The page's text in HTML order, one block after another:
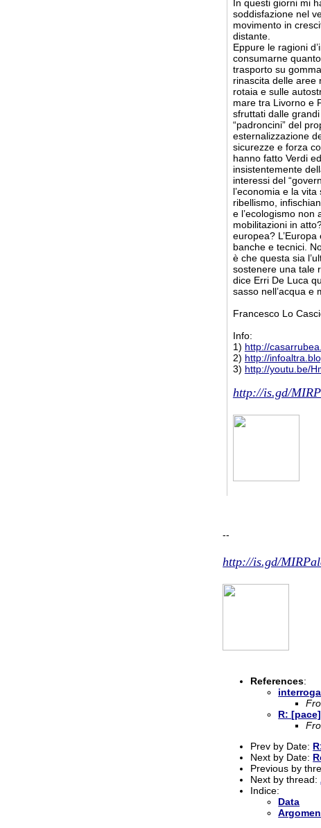
In questi giorni mi
soddisfazione nel
movimento in
distante.
Eppure le ragioni
consumarne
trasporto su
rinascita delle aree
rotaia e sulle
mare tra Livorno e
sfruttati dalle
“padroncini” del
esternalizzazione
sicurezze e forza
hanno fatto Verdi
insistentemente
interessi del
l’economia e la
ribellismo,
e l’ecologismo
mobilitazioni in
europea?
banche e tecnici.
è che questa sia
sostenere una tale
dice Erri De Luca
sasso nell’acqua e
Francesco Lo
Info:
1) http://
2) http://
3) http://youtu.be/
http://is.gd/
--
http://is.gd/
References:
R:
Prev by Date:
Next by Date:
Previous by
Next by thread:
Indice:
Data